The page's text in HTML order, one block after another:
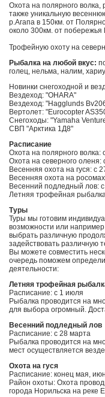
Охота на полярного волка,
также уникальную
р.Агапа в 150км. от
около 300км. от побережья
Трофейную охоту на
Рыбалка на любой вкус:
голец, нельма, налим,
Новинки снегоходной и
Вездеход: "OHARA"
Вездеход: "Hagglunds
Вертолет: "Eurocopter
Снегоходы: "Yamaha
СВП "Арктика 1Д8"
Расписание
Охота на полярного волка:
Охота на северного оленя:
Весенняя охота на гуся: с
Весенняя охота на
Весенний подледный лов:
Летняя трофейная
Туры
Туры мы готовим
возможности или
выбрать различную
задействовать различную
Вы можете совместить
очередь поможем
деятельности:
Летняя трофейная
Расписание: с 1 июля
Рыбалка проводится на
для выбора огромный.
Весенний подледный лов
Расписание: с 28 марта
Рыбалка проводится на
мест осуществляется
Охота на гуся
Расписание: конец мая,
Район охоты: Охота
города Норильска на реке